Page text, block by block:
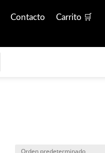
Contacto Carrito 🛒